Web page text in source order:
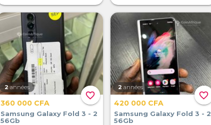
favorite_border
2 années
360 000 CFA
Samsung Galaxy Fold 3 - 2
56Gb
favorite_border
2 années
420 000 CFA
Samsung Galaxy Fold 3 - 2
56Gb